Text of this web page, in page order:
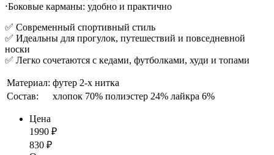
⋅Боковые карманы: удобно и практично
✅ Современный спортивный стиль
✅ Идеальны для прогулок, путешествий и повседневной
носки
✅ Легко сочетаются с кедами, футболками, худи и топами
Материал: футер 2-х нитка
Состав:
хлопок 70% полиэстер 24% лайкра 6%
Цена
1990 ₽
830 ₽